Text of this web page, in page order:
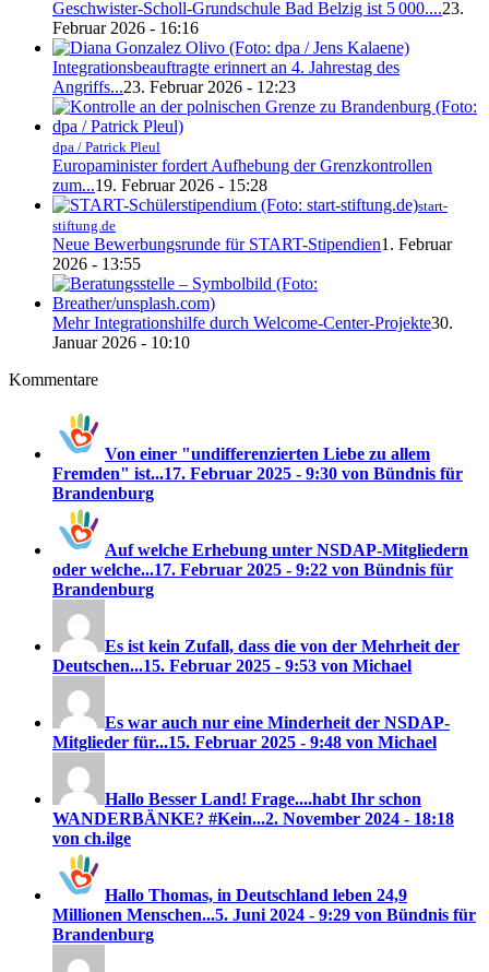
Geschwister-Scholl-Grundschule Bad Belzig ist 5 000....23.
Februar 2026 - 16:16
Integrationsbeauftragte erinnert an 4. Jahrestag des
Angriffs...23. Februar 2026 - 12:23
dpa / Patrick Pleul
Europaminister fordert Aufhebung der Grenzkontrollen
zum...19. Februar 2026 - 15:28
start-
stiftung.de
Neue Bewerbungsrunde für START-Stipendien1. Februar
2026 - 13:55
Mehr Integrationshilfe durch Welcome-Center-Projekte30.
Januar 2026 - 10:10
Kommentare
Von einer "undifferenzierten Liebe zu allem
Fremden" ist...17. Februar 2025 - 9:30 von Bündnis für
Brandenburg
Auf welche Erhebung unter NSDAP-Mitgliedern
oder welche...17. Februar 2025 - 9:22 von Bündnis für
Brandenburg
Es ist kein Zufall, dass die von der Mehrheit der
Deutschen...15. Februar 2025 - 9:53 von Michael
Es war auch nur eine Minderheit der NSDAP-
Mitglieder für...15. Februar 2025 - 9:48 von Michael
Hallo Besser Land! Frage....habt Ihr schon
WANDERBÄNKE? #Kein...2. November 2024 - 18:18
von ch.ilge
Hallo Thomas, in Deutschland leben 24,9
Millionen Menschen...5. Juni 2024 - 9:29 von Bündnis für
Brandenburg